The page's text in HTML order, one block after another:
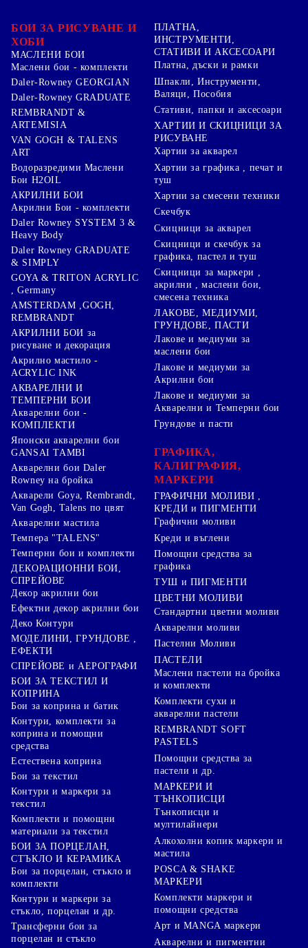
БОИ ЗА РИСУВАНЕ И
ХОБИ
МАСЛЕНИ БОИ
Маслени бои - комплекти
Daler-Rowney GEORGIAN
Daler-Rowney GRADUATE
REMBRANDT &
ARTEMISIA
VAN GOGH & TALENS
ART
Водоразредими Маслени
Бои H2OIL
АКРИЛНИ БОИ
Акрилни Бои - комплекти
Daler Rowney SYSTEM 3 &
Heavy Body
Daler Rowney GRADUATE
& SIMPLY
GOYA & TRITON АCRYLIC
, Germany
AMSTERDAM ,GOGH,
REMBRANDT
АКРИЛНИ БОИ за
рисуване и декорация
Акрилно мастило -
ACRYLIC INK
АКВАРЕЛНИ И
ТЕМПЕРНИ БОИ
Акварелни бои -
КОМПЛЕКТИ
Японски акварелни бои
GANSAI TAMBI
Акварелни бои Daler
Rowney на бройка
Акварели Goya, Rembrandt,
Van Gogh, Talens по цвят
Акварелни мастила
Темпера "TALENS"
Темперни бои и комплекти
ДЕКОРАЦИОННИ БОИ,
СПРЕЙОВЕ
Декор акрилни бои
Ефектни декор акрилни бои
Деко Контури
МОДЕЛИНИ, ГРУНДОВЕ ,
ЕФЕКТИ
СПРЕЙОВЕ и АЕРОГРАФИ
БОИ ЗА ТЕКСТИЛ И
КОПРИНА
Бои за коприна и батик
Контури, комплекти за
коприна и помощни
средства
Естествена коприна
Бои за текстил
Контури и маркери за
текстил
Комплекти и помощни
материали за текстил
БОИ ЗА ПОРЦЕЛАН,
СТЪКЛО И КЕРАМИКА
Бои за порцелан, стъкло и
комплекти
Контури и маркери за
стъкло, порцелан и др.
Трансферни бои за
порцелан и стъкло
ПЛАТНА,
ИНСТРУМЕНТИ,
СТАТИВИ И АКСЕСОАРИ
Платна, дъски и рамки
Шпакли, Инструменти,
Валяци, Пособия
Стативи, папки и аксесоари
ХАРТИИ И СКИЦНИЦИ ЗА
РИСУВАНЕ
Хартии за акварел
Хартии за графика , печат и
туш
Хартии за смесени техники
Скечбук
Скицници за акварел
Скицници и скечбук за
графика, пастел и туш
Скицници за маркери ,
акрилни , маслени бои,
смесена техника
ЛАКОВЕ, МЕДИУМИ,
ГРУНДОВЕ, ПАСТИ
Лакове и медиуми за
маслени бои
Лакове и медиуми за
Акрилни бои
Лакове и медиуми за
Акварелни и Темперни бои
Грундове и пасти
ГРАФИКА,
КАЛИГРАФИЯ,
МАРКЕРИ
ГРАФИЧНИ МОЛИВИ ,
КРЕДИ и ПИГМЕНТИ
Графични моливи
Креди и въглени
Помощни средства за
графика
ТУШ и ПИГМЕНТИ
ЦВЕТНИ МОЛИВИ
Стандартни цветни моливи
Акварелни моливи
Пастелни Моливи
ПАСТЕЛИ
Маслени пастели на бройка
и комплекти
Комплекти сухи и
акварелни пастели
REMBRANDT SOFT
PASTELS
Помощни средства за
пастели и др.
МАРКЕРИ И
ТЪНКОПИСЦИ
Тънкописци и
мултилайнери
Алкохолни копик маркери и
мастила
POSCA & SHAKE
МАРКЕРИ
Комплекти маркери и
помощни средства
Арт и MANGA маркери
Акварелни и пигментни